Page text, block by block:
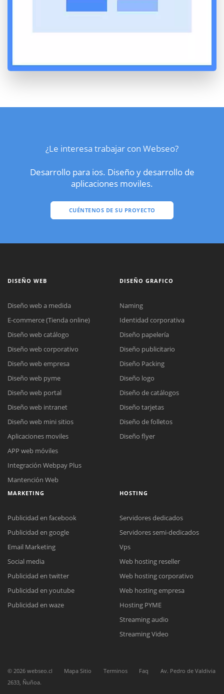
¿Le interesa trabajar con Webseo?
Desarrollo para ios. Diseño y desarrollo de
aplicaciones moviles.
CUÉNTENOS DE SU PROYECTO
Reunión online
Nuestros ejecutivos le enviarán un correo electrónico con el enlace a
Meet para la reunión online.
Cotización
Chat Online
Todos nuestros ejecutivos están fuera de línea. Complete el formulario
DISEÑO WEB
Diseño web a medida
E-commerce (Tienda online)
Diseño web catálogo
Diseño web corporativo
Diseño web empresa
Diseño web pyme
Diseño web portal
Diseño web intranet
Diseño web mini sitios
Aplicaciones moviles
APP web móviles
Integración Webpay Plus
Mantención Web
DISEÑO GRAFICO
Naming
Identidad corporativa
Diseño papelería
Diseño publicitario
Diseño Packing
Diseño logo
Diseño de catálogos
Diseño tarjetas
Diseño de folletos
Diseño flyer
MARKETING
Publicidad en facebook
Publicidad en google
Email Marketing
Social media
Publicidad en twitter
Publicidad en youtube
Publicidad en waze
HOSTING
Servidores dedicados
Servidores semi-dedicados
Vps
Web hosting reseller
Web hosting corporativo
Web hosting empresa
Hosting PYME
Streaming audio
Streaming Video
© 2026 webseo.cl Mapa Sitio Terminos Faq
Av. Pedro de Valdivia
2633, Ñuñoa.